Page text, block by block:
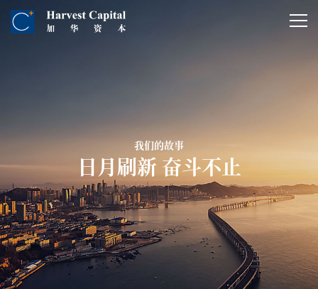
我们的故事
日月刷新 奋斗不止